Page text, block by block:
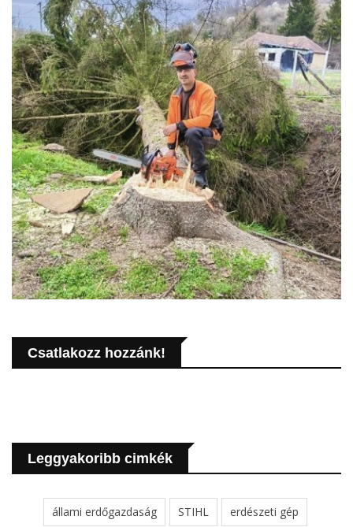
Csatlakozz hozzánk!
Leggyakoribb cimkék
állami erdőgazdaság STIHL erdészeti gép